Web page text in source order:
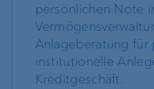
persönlichen Note
Anlageberatung für
institutionelle
Kreditgeschäft.